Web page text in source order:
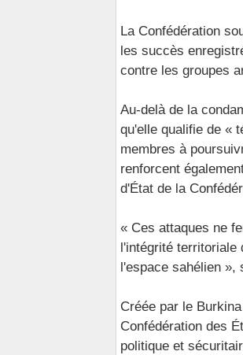
La Confédération
les succès
contre les groupes
Au-delà de la
qu'elle qualifie de «
membres à
renforcent
d'État de la
« Ces attaques ne
l'intégrité territoriale
l'espace sahélien »,
Créée par le
Confédération des
politique et